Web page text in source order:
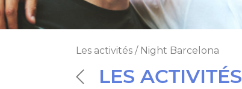
Les activités / Night Barcelona
LES ACTIVITÉS